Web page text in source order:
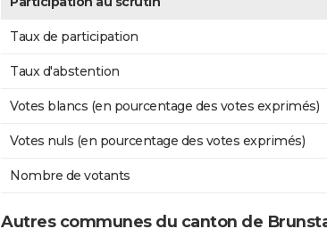
Taux de participation
Taux d'abstention
Votes blancs (en pourcentage des votes exprimés)
Votes nuls (en pourcentage des votes exprimés)
Nombre de votants
Autres communes du canton de